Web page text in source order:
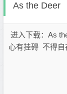
As the Deer
进入下载：As
心有挂碍 不得